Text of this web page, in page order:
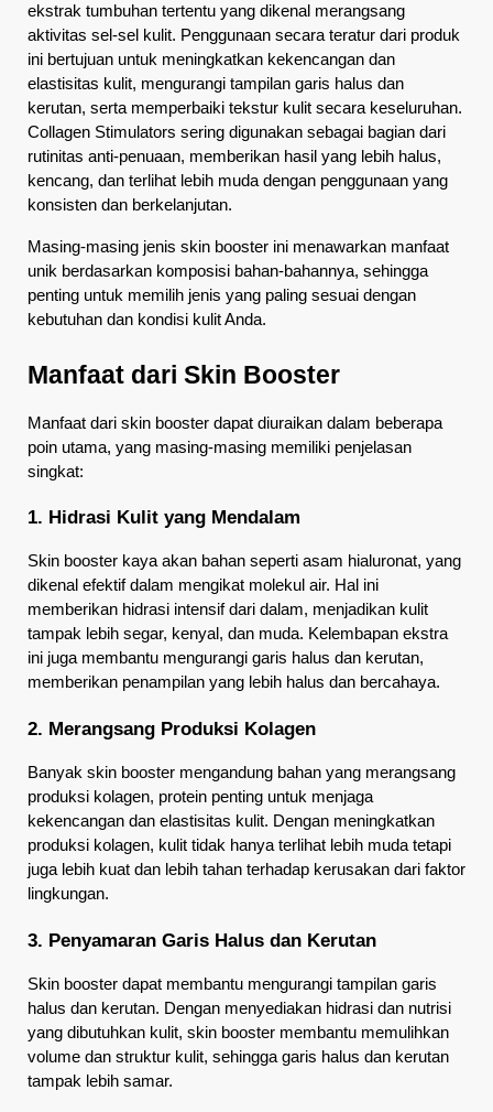
ekstrak tumbuhan tertentu yang dikenal merangsang
aktivitas sel-sel kulit. Penggunaan secara teratur dari produk
ini bertujuan untuk meningkatkan kekencangan dan
elastisitas kulit, mengurangi tampilan garis halus dan
kerutan, serta memperbaiki tekstur kulit secara keseluruhan.
Collagen Stimulators sering digunakan sebagai bagian dari
rutinitas anti-penuaan, memberikan hasil yang lebih halus,
kencang, dan terlihat lebih muda dengan penggunaan yang
konsisten dan berkelanjutan.
Masing-masing jenis skin booster ini menawarkan manfaat
unik berdasarkan komposisi bahan-bahannya, sehingga
penting untuk memilih jenis yang paling sesuai dengan
kebutuhan dan kondisi kulit Anda.
Manfaat dari Skin Booster
Manfaat dari skin booster dapat diuraikan dalam beberapa
poin utama, yang masing-masing memiliki penjelasan
singkat:
1. Hidrasi Kulit yang Mendalam
Skin booster kaya akan bahan seperti asam hialuronat, yang
dikenal efektif dalam mengikat molekul air. Hal ini
memberikan hidrasi intensif dari dalam, menjadikan kulit
tampak lebih segar, kenyal, dan muda. Kelembapan ekstra
ini juga membantu mengurangi garis halus dan kerutan,
memberikan penampilan yang lebih halus dan bercahaya.
2. Merangsang Produksi Kolagen
Banyak skin booster mengandung bahan yang merangsang
produksi kolagen, protein penting untuk menjaga
kekencangan dan elastisitas kulit. Dengan meningkatkan
produksi kolagen, kulit tidak hanya terlihat lebih muda tetapi
juga lebih kuat dan lebih tahan terhadap kerusakan dari faktor
lingkungan.
3. Penyamaran Garis Halus dan Kerutan
Skin booster dapat membantu mengurangi tampilan garis
halus dan kerutan. Dengan menyediakan hidrasi dan nutrisi
yang dibutuhkan kulit, skin booster membantu memulihkan
volume dan struktur kulit, sehingga garis halus dan kerutan
tampak lebih samar.